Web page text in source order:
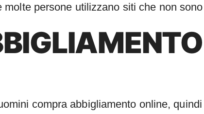
persone utilizzano siti che non
compra abbigliamento online,